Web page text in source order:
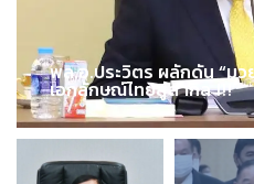
พล.อ.ประวิตร ผลักดัน “มว
เอกลักษณ์ไทยสู่สากล !!!